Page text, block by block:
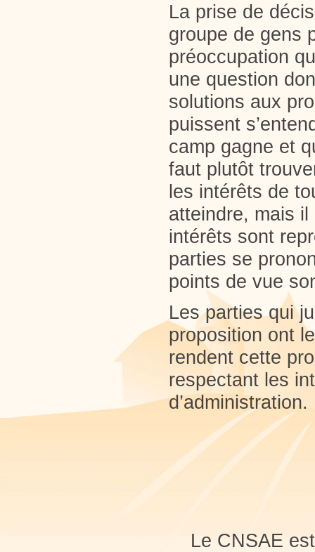
La prise de
groupe de gens
préoccupation
une question
solutions aux
puissent
camp gagne et
faut plutôt
les intérêts de
atteindre, mais il
intérêts sont
parties se
points de vue
Les parties qui
proposition ont
rendent cette
respectant les
d’administration.
Le CNSAE